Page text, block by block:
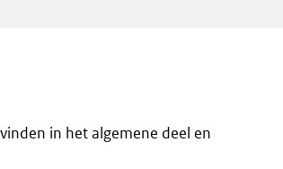
in het algemene deel en